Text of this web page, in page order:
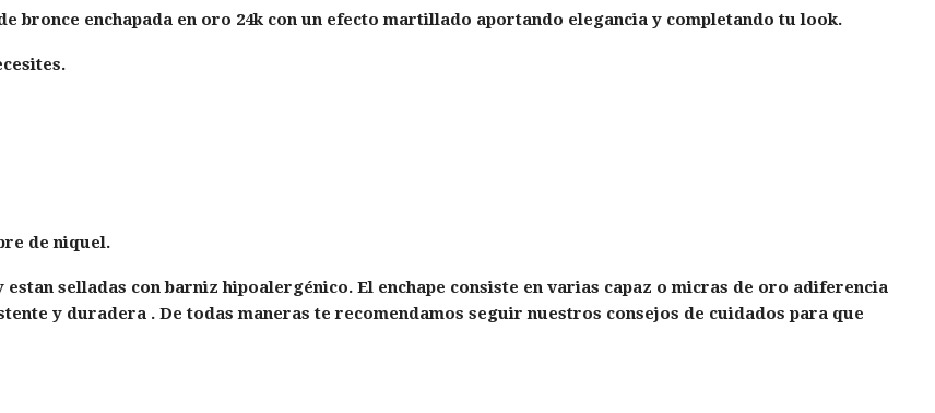
bronce enchapada en oro 24k con un efecto martillado aportando elegancia y completando tu look.
de niquel.
selladas con barniz hipoalergénico. El enchape consiste en varias capaz o micras de oro adiferencia
y duradera . De todas maneras te recomendamos seguir nuestros consejos de cuidados para que